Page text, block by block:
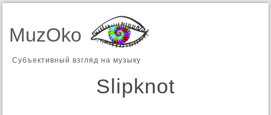
MuzOko
Субъективный взгляд на музыку
Slipknot